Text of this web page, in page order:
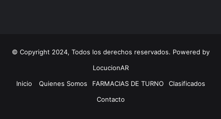
© Copyright 2024, Todos los derechos reservados. Powered by
LocucionAR
Inicio
Quienes Somos FARMACIAS DE TURNO
Clasificados
Contacto